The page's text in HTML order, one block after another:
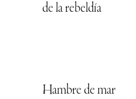
de la rebeldía
Hambre de mar